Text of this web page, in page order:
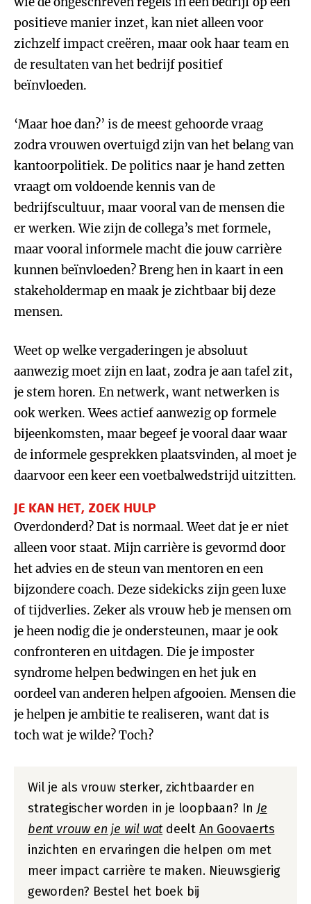
positieve manier inzet, kan niet alleen voor
zichzelf impact creëren, maar ook haar team en
de resultaten van het bedrijf positief
beïnvloeden.
‘Maar hoe dan?’ is de meest gehoorde vraag
zodra vrouwen overtuigd zijn van het belang van
kantoorpolitiek. De politics naar je hand zetten
vraagt om voldoende kennis van de
bedrijfscultuur, maar vooral van de mensen die
er werken. Wie zijn de collega’s met formele,
maar vooral informele macht die jouw carrière
kunnen beïnvloeden? Breng hen in kaart in een
stakeholdermap en maak je zichtbaar bij deze
mensen.
Weet op welke vergaderingen je absoluut
aanwezig moet zijn en laat, zodra je aan tafel zit,
je stem horen. En netwerk, want netwerken is
ook werken. Wees actief aanwezig op formele
bijeenkomsten, maar begeef je vooral daar waar
de informele gesprekken plaatsvinden, al moet je
daarvoor een keer een voetbalwedstrijd uitzitten.
JE KAN HET, ZOEK HULP
Overdonderd? Dat is normaal. Weet dat je er niet
alleen voor staat. Mijn carrière is gevormd door
het advies en de steun van mentoren en een
bijzondere coach. Deze sidekicks zijn geen luxe
of tijdverlies. Zeker als vrouw heb je mensen om
je heen nodig die je ondersteunen, maar je ook
confronteren en uitdagen. Die je imposter
syndrome helpen bedwingen en het juk en
oordeel van anderen helpen afgooien. Mensen die
je helpen je ambitie te realiseren, want dat is
toch wat je wilde? Toch?
Wil je als vrouw sterker, zichtbaarder en
strategischer worden in je loopbaan? In Je
bent vrouw en je wil watdeelt An Goovaerts
inzichten en ervaringen die helpen om met
meer impact carrière te maken. Nieuwsgierig
geworden? Bestel het boek bij